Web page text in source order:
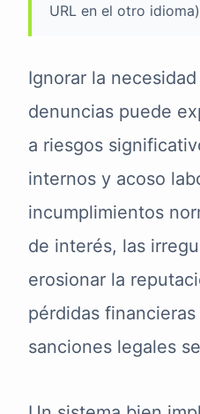
URL en el otro
Ignorar la
denuncias puede
a riesgos
internos y acoso
incumplimientos
de interés, las
erosionar la
pérdidas
sanciones legales